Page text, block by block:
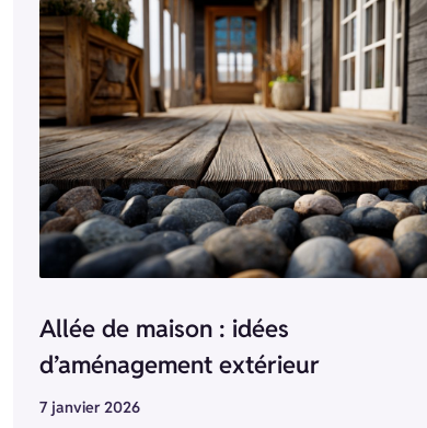
Allée de maison : idées
d’aménagement extérieur
7 janvier 2026